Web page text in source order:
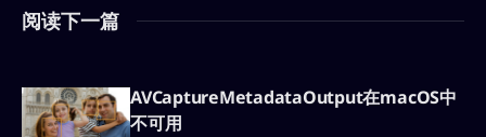
阅读下一篇
AVCaptureMetadataOutput在macOS中
不可用